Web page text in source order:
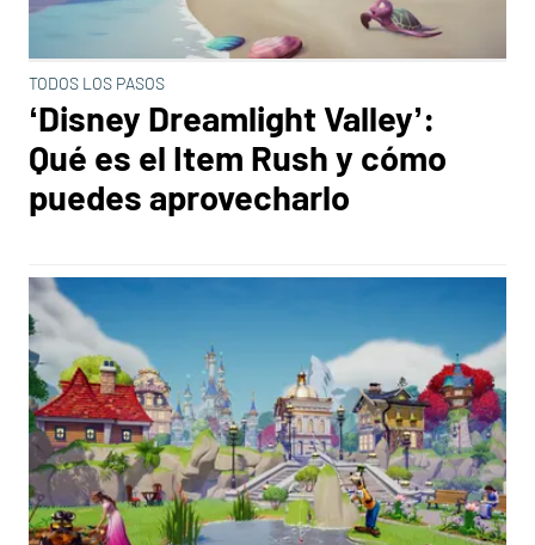
TODOS LOS PASOS
‘Disney Dreamlight Valley’:
Qué es el Item Rush y cómo
puedes aprovecharlo